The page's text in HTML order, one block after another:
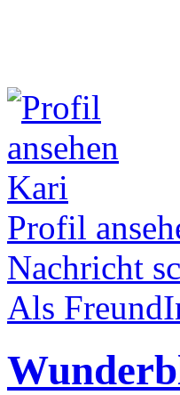
Kari
Profil
Nachricht
Als